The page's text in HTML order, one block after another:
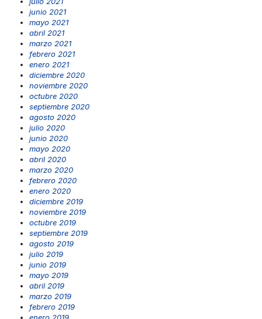
junio 2021
mayo 2021
abril 2021
marzo 2021
febrero 2021
enero 2021
diciembre 2020
noviembre 2020
octubre 2020
septiembre 2020
agosto 2020
julio 2020
junio 2020
mayo 2020
abril 2020
marzo 2020
febrero 2020
enero 2020
diciembre 2019
noviembre 2019
octubre 2019
septiembre 2019
agosto 2019
julio 2019
junio 2019
mayo 2019
abril 2019
marzo 2019
febrero 2019
enero 2019